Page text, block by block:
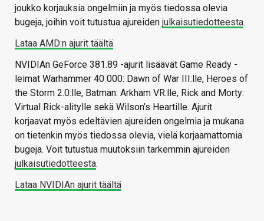
joukko korjauksia ongelmiin ja myös tiedossa olevia
bugeja, joihin voit tutustua ajureiden julkaisutiedotteesta.
Lataa AMD:n ajurit täältä
NVIDIAn GeForce 381.89 -ajurit lisäävät Game Ready -
leimat Warhammer 40 000: Dawn of War III:lle, Heroes of
the Storm 2.0:lle, Batman: Arkham VR:lle, Rick and Morty:
Virtual Rick-alitylle sekä Wilson’s Heartille. Ajurit
korjaavat myös edeltävien ajureiden ongelmia ja mukana
on tietenkin myös tiedossa olevia, vielä korjaamattomia
bugeja. Voit tutustua muutoksiin tarkemmin ajureiden
julkaisutiedotteesta.
Lataa NVIDIAn ajurit täältä